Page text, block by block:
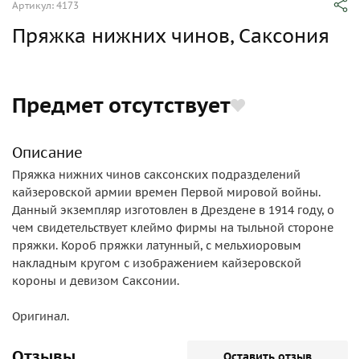
Артикул: 4173
Пряжка нижних чинов, Саксония
Предмет отсутствует
Описание
Пряжка нижних чинов саксонских подразделений
кайзеровской армии времен Первой мировой войны.
Данный экземпляр изготовлен в Дрездене в 1914 году, о
чем свидетельствует клеймо фирмы на тыльной стороне
пряжки. Короб пряжки латунный, с мельхиоровым
накладным кругом с изображением кайзеровской
короны и девизом Саксонии.
Оригинал.